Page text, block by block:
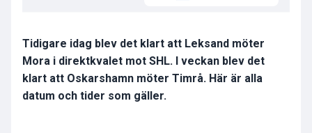
Tidigare idag blev det klart att Leksand möter
Mora i direktkvalet mot SHL. I veckan blev det
klart att Oskarshamn möter Timrå. Här är alla
datum och tider som gäller.